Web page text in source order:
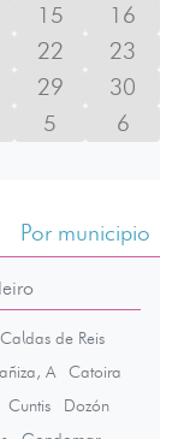
15
16
22
23
29
30
5 6
Por municipio
Caldas de Reis
A
Catoira
Cuntis
Dozón